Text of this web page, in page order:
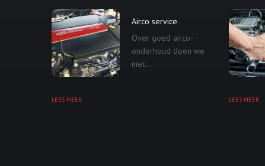
Airco service
Over goed airco-
onderhoud doen we
niet...
LEES MEER LEES MEER